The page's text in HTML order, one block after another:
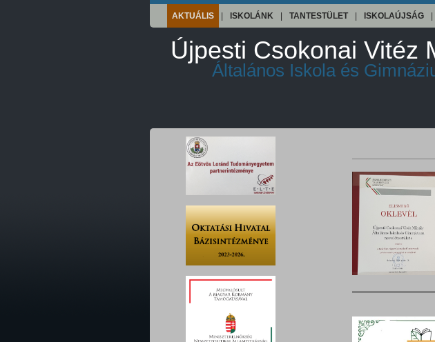
AKTUÁLIS ISKOLÁNK TANTESTÜLET ISKOLAÚJSÁG
Újpesti Csokonai Vitéz
Általános Iskola és